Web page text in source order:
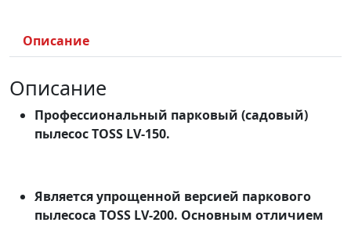
Описание
Описание
Профессиональный парковый (садовый)
пылесос TOSS LV-150.
Является упрощенной версией паркового
пылесоса TOSS LV-200. Основным отличием